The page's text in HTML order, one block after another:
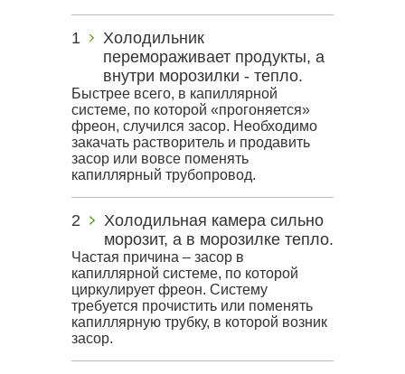
Холодильник
перемораживает продукты, а
внутри морозилки - тепло.
Быстрее всего, в капиллярной
системе, по которой «прогоняется»
фреон, случился засор. Необходимо
закачать растворитель и продавить
засор или вовсе поменять
капиллярный трубопровод.
Холодильная камера сильно
морозит, а в морозилке тепло.
Частая причина – засор в
капиллярной системе, по которой
циркулирует фреон. Систему
требуется прочистить или поменять
капиллярную трубку, в которой возник
засор.